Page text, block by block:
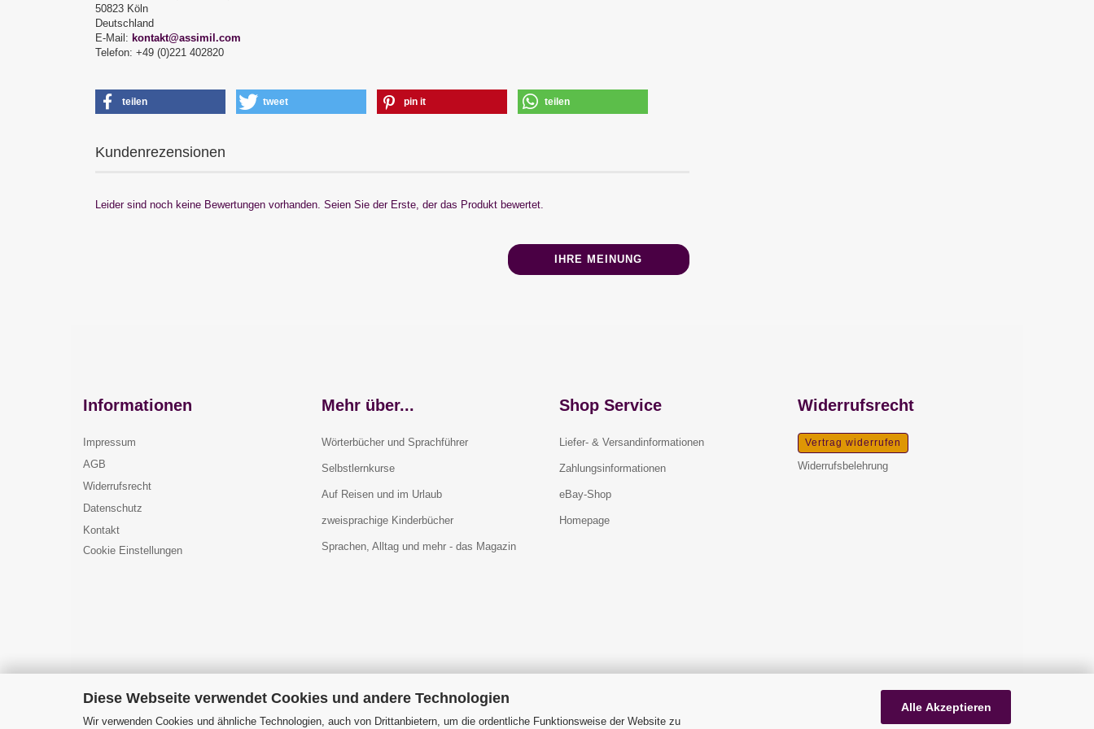
Diese Webseite verwendet Cookies und andere Technologien
Wir verwenden Cookies und ähnliche Technologien, auch von Drittanbietern, um die ordentliche Funktionsweise der Website zu
Alle Akzeptieren
50823 Köln
Deutschland
E-Mail: kontakt@assimil.com
Telefon: +49 (0)221 402820
teilen tweet pin it teilen
Kundenrezensionen
Leider sind noch keine Bewertungen vorhanden. Seien Sie der Erste, der das Produkt bewertet.
IHRE MEINUNG
Informationen
Impressum
AGB
Widerrufsrecht
Datenschutz
Kontakt
Cookie Einstellungen
Mehr über...
Wörterbücher und Sprachführer
Selbstlernkurse
Auf Reisen und im Urlaub
zweisprachige Kinderbücher
Sprachen, Alltag und mehr - das Magazin
Shop Service
Liefer- & Versandinformationen
Zahlungsinformationen
eBay-Shop
Homepage
Widerrufsrecht
Vertrag widerrufen
Widerrufsbelehrung